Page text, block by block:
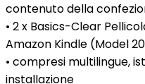
contenuto della
• 2 x Basics-Clear
Amazon Kindle (Model
• compresi multilingue,
installazione